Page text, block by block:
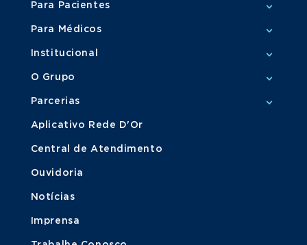
Para Pacientes
Para Médicos
Institucional
O Grupo
Parcerias
Aplicativo Rede D'Or
Central de Atendimento
Ouvidoria
Notícias
Imprensa